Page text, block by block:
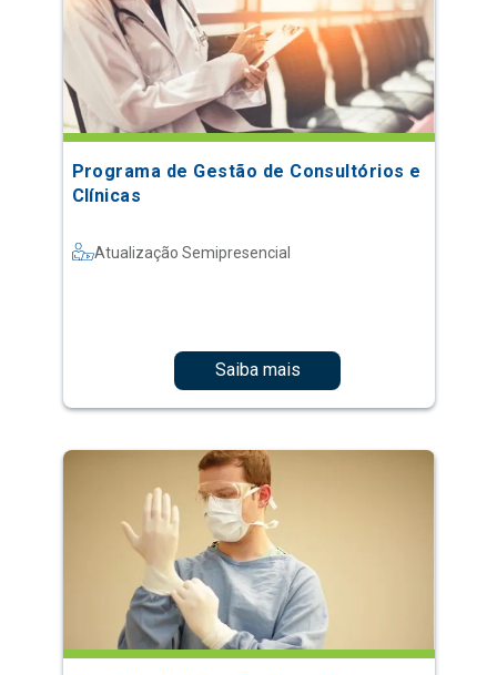
Programa de Gestão de Consultórios e
Clínicas
Atualização Semipresencial
Saiba mais